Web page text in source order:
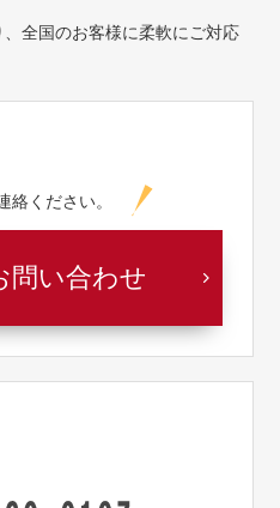
全国のお客様に柔軟にご対応
絡ください。
問い合わせ